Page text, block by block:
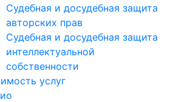
Судебная и досудебная защита
авторских прав
Судебная и досудебная защита
интеллектуальной
собственности
услуг